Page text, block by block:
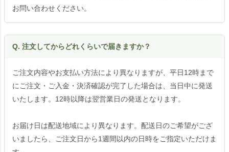
お問い合わせください。
Q. 注文してからどれくらいで届きますか？
ご注文内容やお支払い方法により異なりますが、平日12時まで
にご注文・ご入金・決済確認が完了した場合は、当日中に発送
いたします。12時以降は翌営業日の発送となります。
お届け日は配送地域により異なります。配送日のご希望がござ
いましたら、ご注文日から1週間以内の日時をご指定いただけま